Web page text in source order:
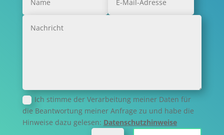
Ich stimme der Verarbeitung meiner Daten für
die Beantwortung meiner Anfrage zu und habe die
Hinweise dazu gelesen: Datenschutzhinweise